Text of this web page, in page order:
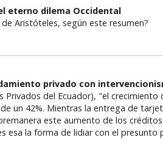
eterno dilema Occidental
Aristóteles, según este resumen?
privado con
Privados del Ecuador), "el
un 42%. Mientras la entrega de
este aumento de los
esa la forma de lidiar con el presunto